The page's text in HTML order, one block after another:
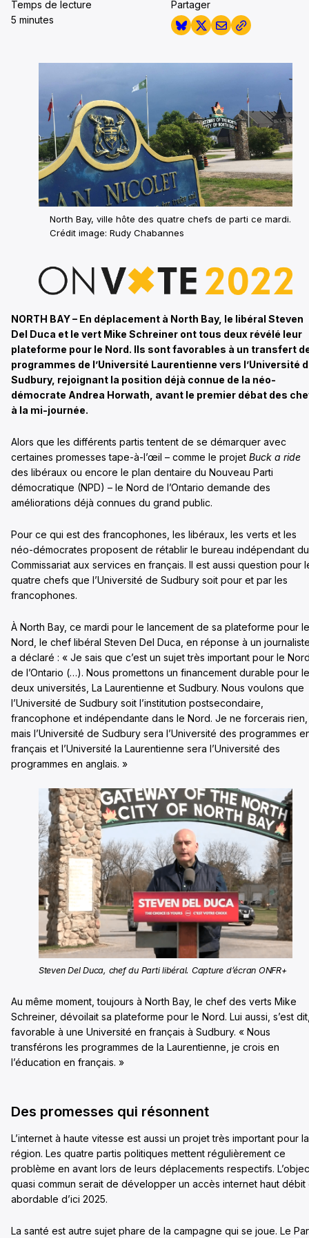
Temps de lecture
5 minutes
Partager
North Bay, ville hôte des quatre chefs de parti ce mardi.
Crédit image: Rudy Chabannes
NORTH BAY – En déplacement à North Bay, le libéral Steven
Del Duca et le vert Mike Schreiner ont tous deux révélé leur
plateforme pour le Nord. Ils sont favorables à un transfert
programmes de l’Université Laurentienne vers l’Université
Sudbury, rejoignant la position déjà connue de la néo-
démocrate Andrea Horwath, avant le premier débat des
à la mi-journée.
Alors que les différents partis tentent de se démarquer avec
certaines promesses tape-à-l’œil – comme le projet Buck a ride
des libéraux ou encore le plan dentaire du Nouveau Parti
démocratique (NPD) – le Nord de l’Ontario demande des
améliorations déjà connues du grand public.
Pour ce qui est des francophones, les libéraux, les verts et les
néo-démocrates proposent de rétablir le bureau indépendant du
Commissariat aux services en français. Il est aussi question pour
quatre chefs que l’Université de Sudbury soit pour et par les
francophones.
À North Bay, ce mardi pour le lancement de sa plateforme pour le
Nord, le chef libéral Steven Del Duca, en réponse à un
a déclaré : « Je sais que c’est un sujet très important pour le
de l’Ontario (…). Nous promettons un financement durable pour
deux universités, La Laurentienne et Sudbury. Nous voulons que
l’Université de Sudbury soit l’institution postsecondaire,
francophone et indépendante dans le Nord. Je ne forcerais rien,
mais l’Université de Sudbury sera l’Université des programmes
français et l’Université la Laurentienne sera l’Université des
programmes en anglais. »
Steven Del Duca, chef du Parti libéral. Capture d’écran ONFR+
Au même moment, toujours à North Bay, le chef des verts Mike
Schreiner, dévoilait sa plateforme pour le Nord. Lui aussi, s’est
favorable à une Université en français à Sudbury. « Nous
transférons les programmes de la Laurentienne, je crois en
l’éducation en français. »
Des promesses qui résonnent
L’internet à haute vitesse est aussi un projet très important pour la
région. Les quatre partis politiques mettent régulièrement ce
problème en avant lors de leurs déplacements respectifs.
quasi commun serait de développer un accès internet haut débit
abordable d’ici 2025.
La santé est autre sujet phare de la campagne qui se joue. Le